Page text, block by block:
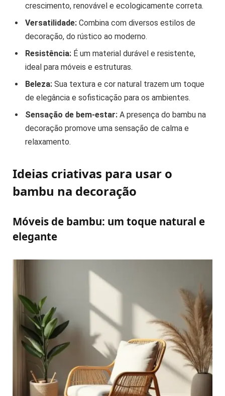
crescimento, renovável e ecologicamente correta.
Versatilidade: Combina com diversos estilos de
decoração, do rústico ao moderno.
Resistência: É um material durável e resistente,
ideal para móveis e estruturas.
Beleza: Sua textura e cor natural trazem um toque
de elegância e sofisticação para os ambientes.
Sensação de bem-estar: A presença do bambu na
decoração promove uma sensação de calma e
relaxamento.
Ideias criativas para usar o
bambu na decoração
Móveis de bambu: um toque natural e
elegante